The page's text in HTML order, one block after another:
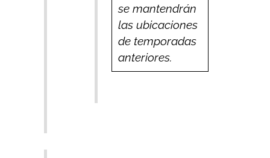
se mantendrán
las ubicaciones
de temporadas
anteriores.